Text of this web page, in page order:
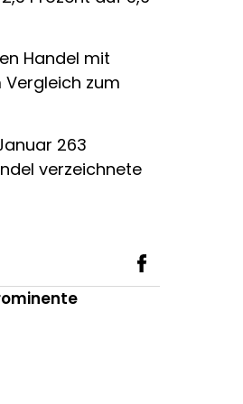
Handel mit
zum
263
verzeichnete